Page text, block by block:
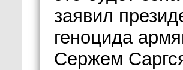
заявил
геноцида
Сержем